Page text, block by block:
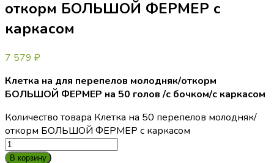
откорм БОЛЬШОЙ ФЕРМЕР с
каркасом
7 579 ₽
Клетка на для перепелов молодняк/откорм
БОЛЬШОЙ ФЕРМЕР на 50 голов /с бочком/с каркасом
Количество товара Клетка на 50 перепелов молодняк/
откорм БОЛЬШОЙ ФЕРМЕР с каркасом
В корзину